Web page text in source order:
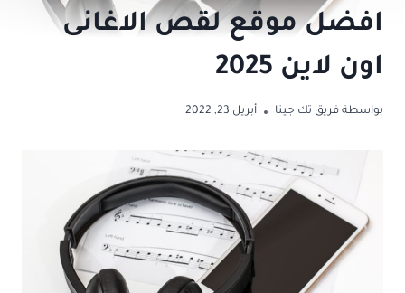
افضل موقع لقص الاغانى
اون لاين 2025
بواسطة فريق تك جينا أبريل 23, 2022